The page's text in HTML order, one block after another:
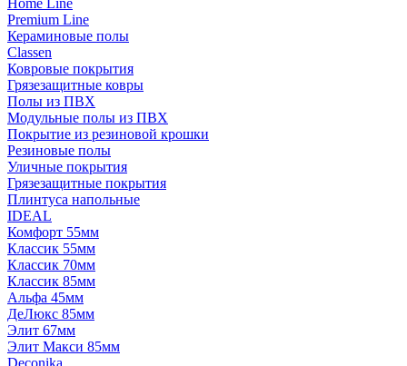
Home Line
Premium Line
Кераминовые полы
Classen
Ковровые покрытия
Грязезащитные ковры
Полы из ПВХ
Модульные полы из ПВХ
Покрытие из резиновой крошки
Резиновые полы
Уличные покрытия
Грязезащитные покрытия
Плинтуса напольные
IDEAL
Комфорт 55мм
Классик 55мм
Классик 70мм
Классик 85мм
Альфа 45мм
ДеЛюкс 85мм
Элит 67мм
Элит Макси 85мм
Deconika